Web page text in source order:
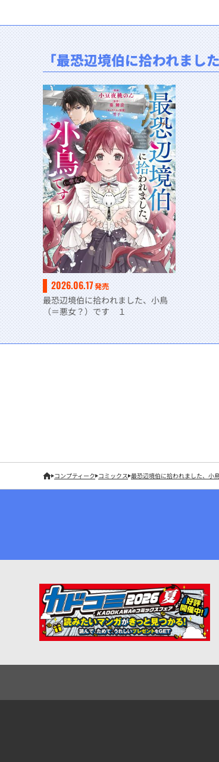
「最恐辺境伯に拾われまし
2026.06.17発売
最恐辺境伯に拾われました、小鳥
（＝悪女？）です １
コンプティーク コミックス 最恐辺境伯に拾われました、小